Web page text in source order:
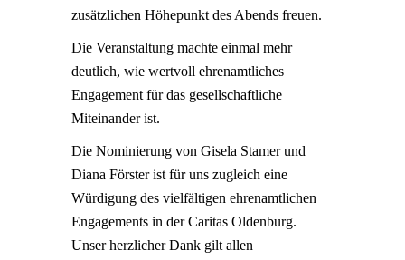
zusätzlichen Höhepunkt des Abends freuen.
Die Veranstaltung machte einmal mehr
deutlich, wie wertvoll ehrenamtliches
Engagement für das gesellschaftliche
Miteinander ist.
Die Nominierung von Gisela Stamer und
Diana Förster ist für uns zugleich eine
Würdigung des vielfältigen ehrenamtlichen
Engagements in der Caritas Oldenburg.
Unser herzlicher Dank gilt allen